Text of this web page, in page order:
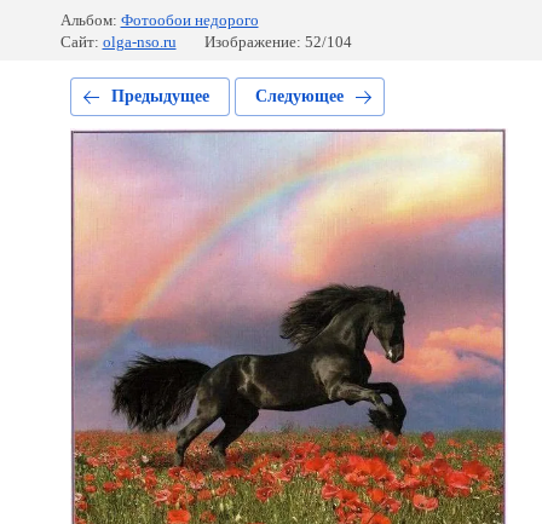
Альбом: Фотообои недорого
Сайт: olga-nso.ru Изображение: 52/104
Предыдущее Следующее